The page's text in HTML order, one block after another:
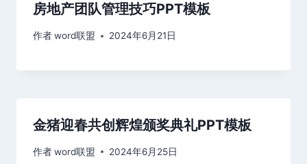
房地产团队管理技巧PPT模板
作者word联盟 2024年6月21日
金猪迎春共创辉煌颁奖典礼PPT模板
作者word联盟 2024年6月25日